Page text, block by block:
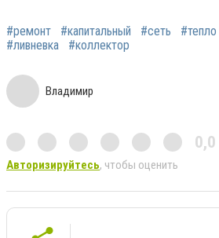
#ремонт #капитальный #сеть #тепло
#ливневка
#коллектор
Владимир
0,0
Авторизируйтесь, чтобы оценить